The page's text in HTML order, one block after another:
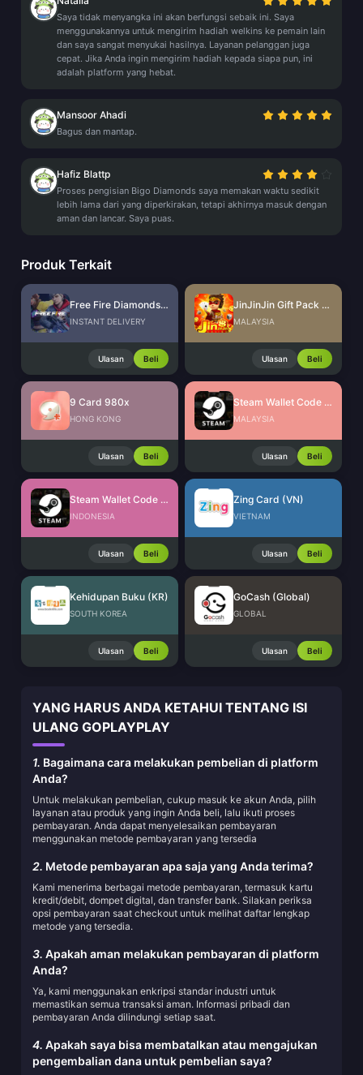
Saya tidak menyangka ini akan berfungsi sebaik ini. Saya
menggunakannya untuk mengirim hadiah welkins ke pemain lain
dan saya sangat menyukai hasilnya. Layanan pelanggan juga
cepat. Jika Anda ingin mengirim hadiah kepada siapa pun, ini
adalah platform yang hebat.
Mansoor Ahadi
Bagus dan mantap.
Hafiz Blattp
Proses pengisian Bigo Diamonds saya memakan waktu sedikit
lebih lama dari yang diperkirakan, tetapi akhirnya masuk dengan
aman dan lancar. Saya puas.
Produk Terkait
Free Fire Diamonds EU + TR
INSTANT DELIVERY
Ulasan Beli
JinJinJin Gift Pack Redeem Code
MALAYSIA
Ulasan Beli
9 Card 980x
HONG KONG
Ulasan Beli
Steam Wallet Code (MYR)
MALAYSIA
Ulasan Beli
Steam Wallet Code (IDR)
INDONESIA
Ulasan Beli
Zing Card (VN)
VIETNAM
Ulasan Beli
Kehidupan Buku (KR)
SOUTH KOREA
Ulasan Beli
GoCash (Global)
GLOBAL
Ulasan Beli
YANG HARUS ANDA KETAHUI TENTANG ISI
ULANG GOPLAYPLAY
1. Bagaimana cara melakukan pembelian di platform
Anda?
Untuk melakukan pembelian, cukup masuk ke akun Anda, pilih
layanan atau produk yang ingin Anda beli, lalu ikuti proses
pembayaran. Anda dapat menyelesaikan pembayaran
menggunakan metode pembayaran yang tersedia
2. Metode pembayaran apa saja yang Anda terima?
Kami menerima berbagai metode pembayaran, termasuk kartu
kredit/debit, dompet digital, dan transfer bank. Silakan periksa
opsi pembayaran saat checkout untuk melihat daftar lengkap
metode yang tersedia.
3. Apakah aman melakukan pembayaran di platform
Anda?
Ya, kami menggunakan enkripsi standar industri untuk
memastikan semua transaksi aman. Informasi pribadi dan
pembayaran Anda dilindungi setiap saat.
4. Apakah saya bisa membatalkan atau mengajukan
pengembalian dana untuk pembelian saya?